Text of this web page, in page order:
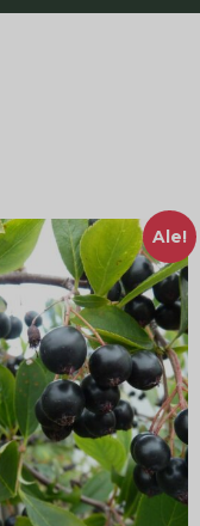
Ale!